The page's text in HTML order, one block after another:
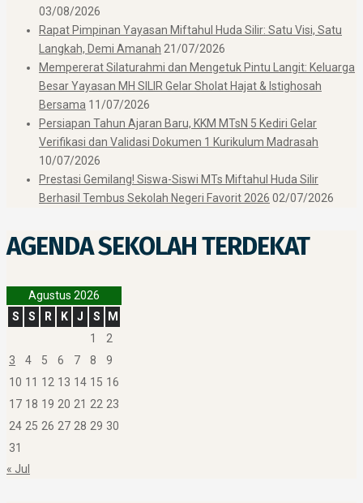
03/08/2026
Rapat Pimpinan Yayasan Miftahul Huda Silir: Satu Visi, Satu
Langkah, Demi Amanah 21/07/2026
Mempererat Silaturahmi dan Mengetuk Pintu Langit: Keluarga
Besar Yayasan MH SILIR Gelar Sholat Hajat & Istighosah
Bersama 11/07/2026
Persiapan Tahun Ajaran Baru, KKM MTsN 5 Kediri Gelar
Verifikasi dan Validasi Dokumen 1 Kurikulum Madrasah
10/07/2026
Prestasi Gemilang! Siswa-Siswi MTs Miftahul Huda Silir
Berhasil Tembus Sekolah Negeri Favorit 2026 02/07/2026
AGENDA SEKOLAH TERDEKAT
Agustus 2026
S
S R K J S
M
1
2
3
4 5 6 7 8
9
10 11 12 13 14 15 16
17 18 19 20 21 22 23
24 25 26 27 28 29 30
31
« Jul